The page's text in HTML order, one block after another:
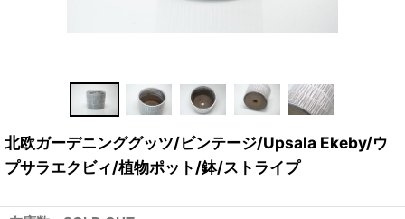
北欧ガーデニンググッツ/ビンテージ/Upsala Ekeby/ウ
プサラエクビィ/植物ポット/鉢/ストライプ